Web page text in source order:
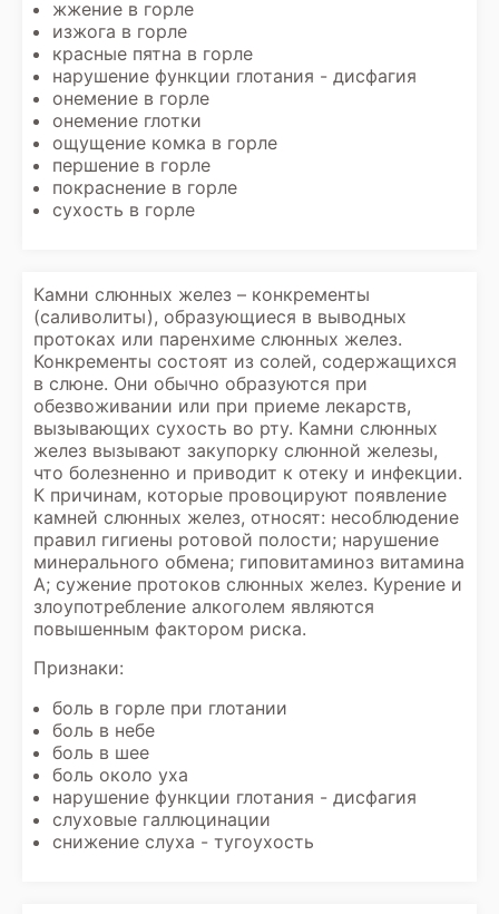
жжение в горле
изжога в горле
красные пятна в горле
нарушение функции глотания - дисфагия
онемение в горле
онемение глотки
ощущение комка в горле
першение в горле
покраснение в горле
сухость в горле
Камни слюнных желез – конкременты
(саливолиты), образующиеся в выводных
протоках или паренхиме слюнных желез.
Конкременты состоят из солей, содержащихся
в слюне. Они обычно образуются при
обезвоживании или при приеме лекарств,
вызывающих сухость во рту. Камни слюнных
желез вызывают закупорку слюнной железы,
что болезненно и приводит к отеку и инфекции.
К причинам, которые провоцируют появление
камней слюнных желез, относят: несоблюдение
правил гигиены ротовой полости; нарушение
минерального обмена; гиповитаминоз витамина
А; сужение протоков слюнных желез. Курение и
злоупотребление алкоголем являются
повышенным фактором риска.
Признаки:
боль в горле при глотании
боль в небе
боль в шее
боль около уха
нарушение функции глотания - дисфагия
слуховые галлюцинации
снижение слуха - тугоухость